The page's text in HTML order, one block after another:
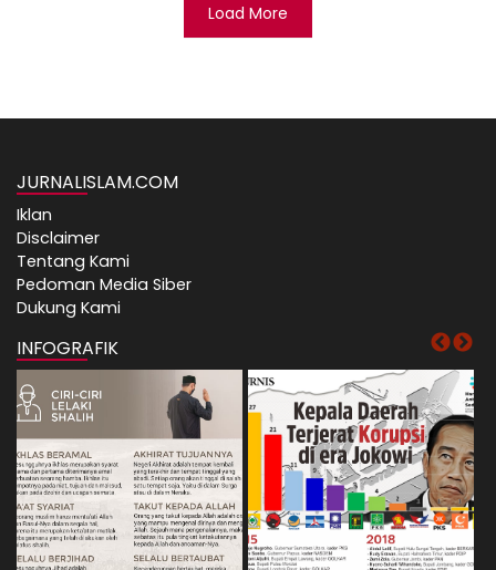
Load More
JURNALISLAM.COM
Iklan
Disclaimer
Tentang Kami
Pedoman Media Siber
Dukung Kami
INFOGRAFIK